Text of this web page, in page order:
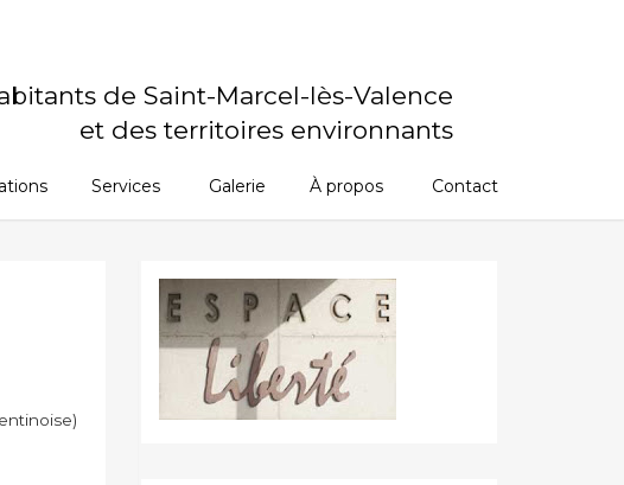
de Saint-Marcel-lès-Valence
et des territoires environnants
Services Galerie À propos Contact